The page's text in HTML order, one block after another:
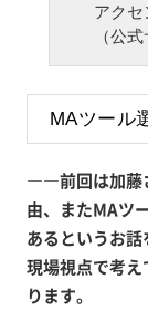
アク
（公
MAツール
――前回は加藤
由、またMAツ
あるというお話
現場視点で考
ります。